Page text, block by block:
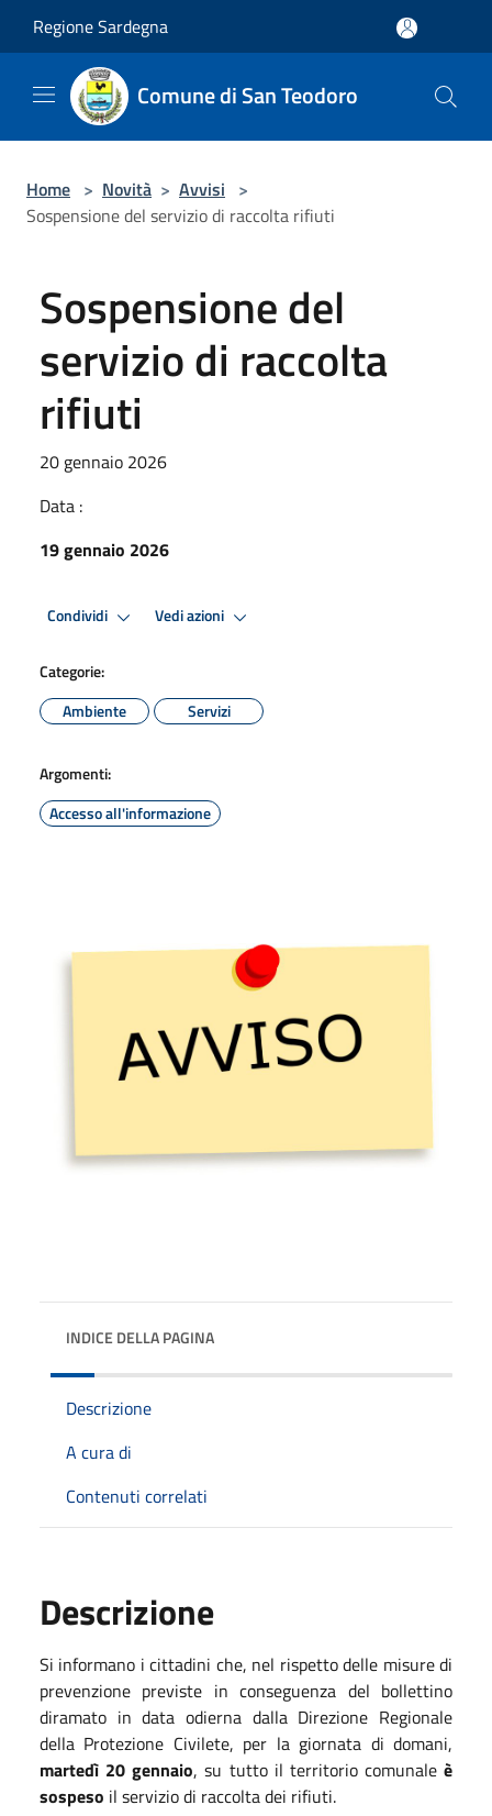
Regione Sardegna
Comune di San Teodoro
Home > Novità > Avvisi >
Sospensione del servizio di raccolta rifiuti
Sospensione del
servizio di raccolta
rifiuti
20 gennaio 2026
Data :
19 gennaio 2026
Condividi Vedi azioni
Categorie:
Ambiente
Servizi
Argomenti:
Accesso all'informazione
INDICE DELLA PAGINA
Descrizione
A cura di
Contenuti correlati
Descrizione
Si informano i cittadini che, nel rispetto delle misure di
prevenzione previste in conseguenza del bollettino
diramato in data odierna dalla Direzione Regionale
della Protezione Civilete, per la giornata di domani,
martedì 20 gennaio, su tutto il territorio comunale è
sospeso il servizio di raccolta dei rifiuti.